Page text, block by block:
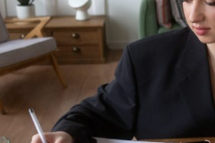
Amazon este prezent pe piaţa
Primul centru a fost deschis
peste 1.000 de persoane.
investit în ţara noastră 100